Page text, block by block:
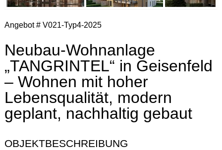
Angebot # V021-Typ4-2025
Neubau-Wohnanlage
„TANGRINTEL“ in Geisenfeld
– Wohnen mit hoher
Lebensqualität, modern
geplant, nachhaltig gebaut
OBJEKTBESCHREIBUNG